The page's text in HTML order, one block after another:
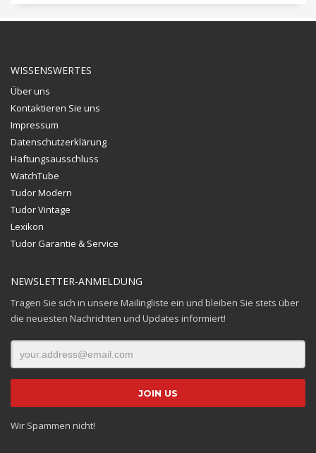
WISSENSWERTES
Über uns
Kontaktieren Sie uns
Impressum
Datenschutzerklärung
Haftungsausschluss
WatchTube
Tudor Modern
Tudor Vintage
Lexikon
Tudor Garantie & Service
NEWSLETTER-ANMELDUNG
Tragen Sie sich in unsere Mailingliste ein und bleiben Sie stets über
die neuesten Nachrichten und Updates informiert!
Wir Spammen nicht!